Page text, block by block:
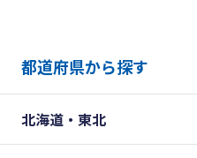
都道府県から探す
北海道・東北